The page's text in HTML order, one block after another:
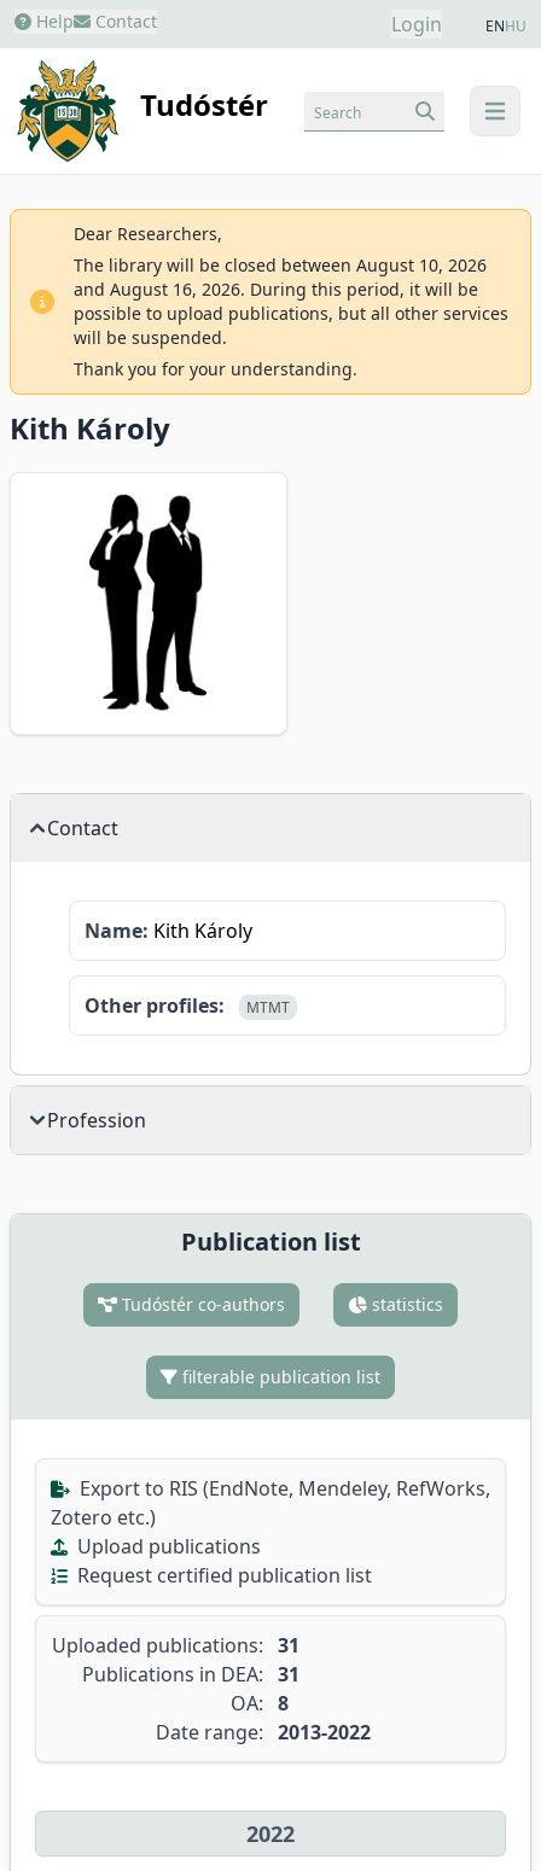
Help Contact Login ENHU
Tudóstér menu
Search
Dear Researchers,
The library will be closed between August 10, 2026
and August 16, 2026. During this period, it will be
possible to upload publications, but all other services
will be suspended.
Thank you for your understanding.
Kith Károly
Contact
Name: Kith Károly
Other profiles: MTMT
Profession
Publication list
Tudóstér co-authors statistics
filterable publication list
Export to RIS (EndNote, Mendeley, RefWorks,
Zotero etc.)
Upload publications
Request certified publication list
Uploaded publications: 31
Publications in DEA: 31
OA: 8
Date range: 2013-2022
2022